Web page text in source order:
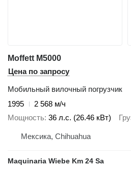
Moffett M5000
Цена по запросу
Мобильный вилочный погрузчик
1995
2 568 м/ч
Мощность 36 л.с. (26.46 кВт)
Мексика, Chihuahua
Maquinaria Wiebe Km 24 Sa